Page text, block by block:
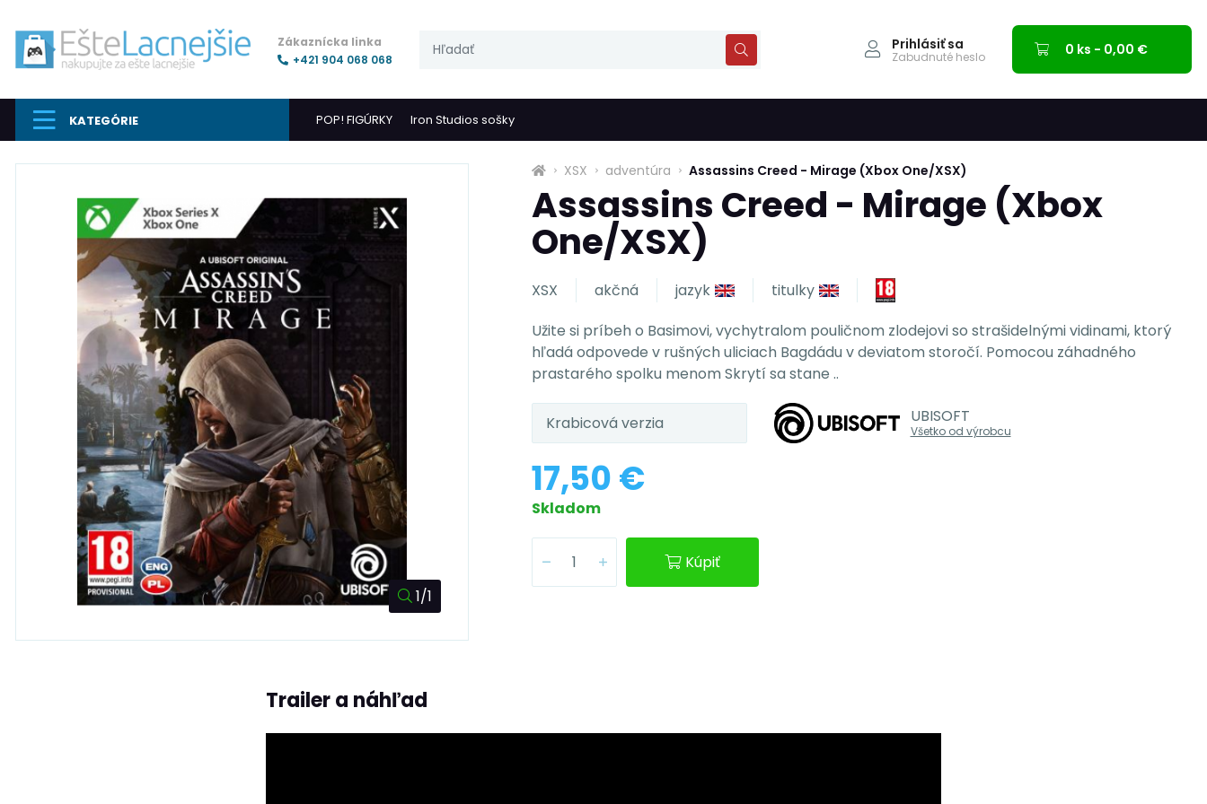
Zákaznícka linka
+421 904 068 068
Prihlásiť sa
Zabudnuté heslo 0 ks - 0,00 €
KATEGÓRIE POP! FIGÚRKY Iron Studios sošky
1/1
XSX adventúra Assassins Creed - Mirage (Xbox One/XSX)
Assassins Creed - Mirage (Xbox
One/XSX)
XSX akčná jazyk
titulky
Užite si príbeh o Basimovi, vychytralom pouličnom zlodejovi so strašidelnými vidinami, ktorý
hľadá odpovede v rušných uliciach Bagdádu v deviatom storočí. Pomocou záhadného
prastarého spolku menom Skrytí sa stane ..
Krabicová verzia UBISOFT
Všetko od výrobcu
17,50 €
Skladom
Kúpiť
Trailer a náhľad